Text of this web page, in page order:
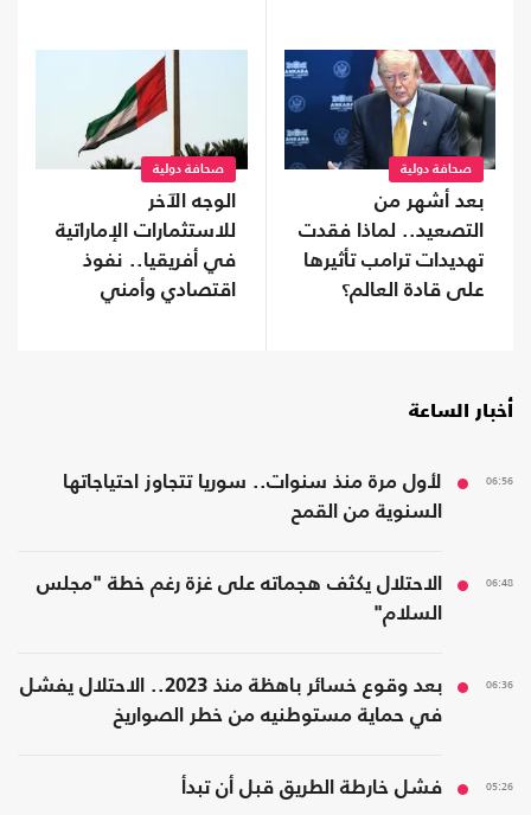
صحافة دولية
بعد أشهر من
التصعيد.. لماذا فقدت
تهديدات ترامب تأثيرها
على قادة العالم؟
صحافة دولية
الوجه الآخر
للاستثمارات الإماراتية
في أفريقيا.. نفوذ
اقتصادي وأمني
أخبار الساعة
06:56
لأول مرة منذ سنوات.. سوريا تتجاوز احتياجاتها
السنوية من القمح
06:48
الاحتلال يكثف هجماته على غزة رغم خطة "مجلس
السلام"
06:36
بعد وقوع خسائر باهظة منذ 2023.. الاحتلال يفشل
في حماية مستوطنيه من خطر الصواريخ
05:26 فشل خارطة الطريق قبل أن تبدأ